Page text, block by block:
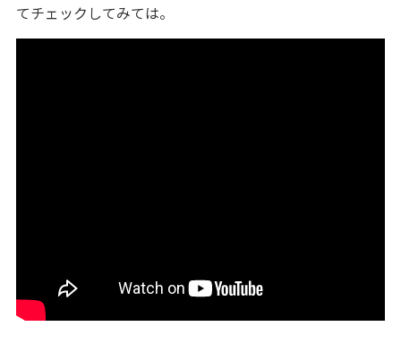
てチェックしてみては。